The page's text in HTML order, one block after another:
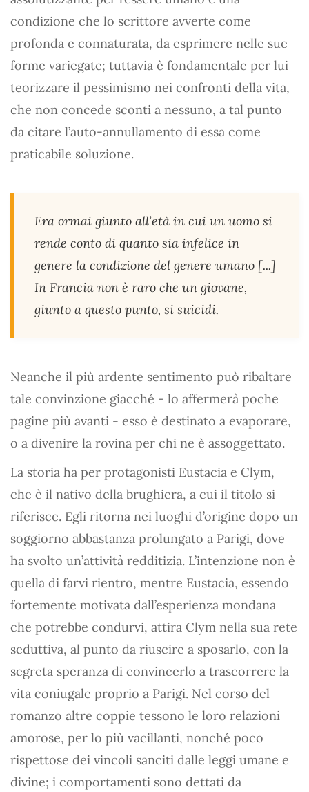
condizione che lo scrittore avverte come
profonda e connaturata, da esprimere nelle sue
forme variegate; tuttavia è fondamentale per lui
teorizzare il pessimismo nei confronti della vita,
che non concede sconti a nessuno, a tal punto
da citare l’auto-annullamento di essa come
praticabile soluzione.
Era ormai giunto all’età in cui un uomo si
rende conto di quanto sia infelice in
genere la condizione del genere umano [...]
In Francia non è raro che un giovane,
giunto a questo punto, si suicidi.
Neanche il più ardente sentimento può ribaltare
tale convinzione giacché - lo affermerà poche
pagine più avanti - esso è destinato a evaporare,
o a divenire la rovina per chi ne è assoggettato.
La storia ha per protagonisti Eustacia e Clym,
che è il nativo della brughiera, a cui il titolo si
riferisce. Egli ritorna nei luoghi d’origine dopo un
soggiorno abbastanza prolungato a Parigi, dove
ha svolto un’attività redditizia. L’intenzione non è
quella di farvi rientro, mentre Eustacia, essendo
fortemente motivata dall’esperienza mondana
che potrebbe condurvi, attira Clym nella sua rete
seduttiva, al punto da riuscire a sposarlo, con la
segreta speranza di convincerlo a trascorrere la
vita coniugale proprio a Parigi. Nel corso del
romanzo altre coppie tessono le loro relazioni
amorose, per lo più vacillanti, nonché poco
rispettose dei vincoli sanciti dalle leggi umane e
divine; i comportamenti sono dettati da